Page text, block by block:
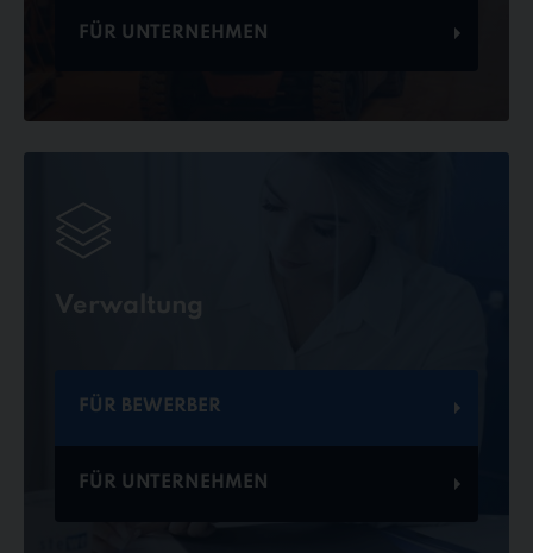
FÜR UNTERNEHMEN
Verwaltung
FÜR BEWERBER
FÜR UNTERNEHMEN